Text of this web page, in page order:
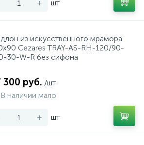
+ шт
из искусственного мрамора
Cezares TRAY-AS-RH-120/90-
30-W-R без сифона
300 руб. /шт
В наличии мало
+ шт